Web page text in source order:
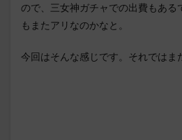
ので、三女神ガチャでの出費もある
もまたアリなのかなと。
今回はそんな感じです。それではま